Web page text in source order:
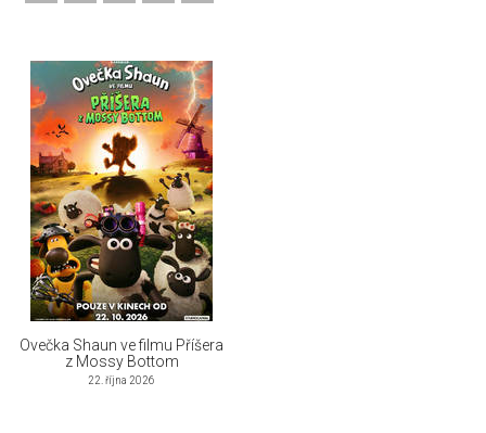
Ovečka Shaun ve filmu Příšera
z Mossy Bottom
22. října 2026